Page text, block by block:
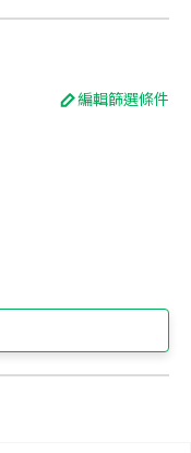
編輯篩選條件